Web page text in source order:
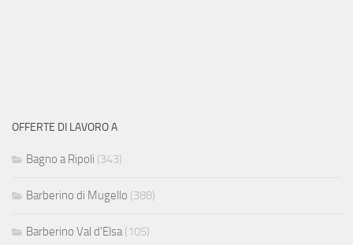
OFFERTE DI LAVORO A
Bagno a Ripoli (343)
Barberino di Mugello (388)
Barberino Val d'Elsa(105)